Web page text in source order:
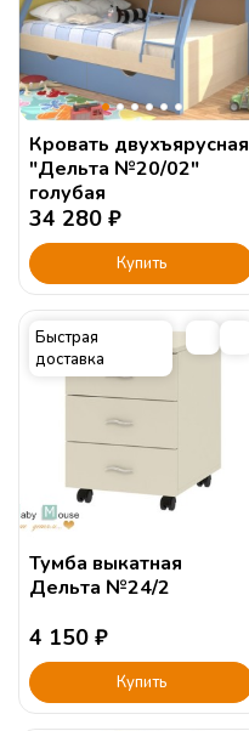
Кровать двухъярусная
"Дельта №20/02"
голубая
34 280 ₽
Купить
Быстрая
доставка
Тумба выкатная
Дельта №24/2
4 150 ₽
Купить